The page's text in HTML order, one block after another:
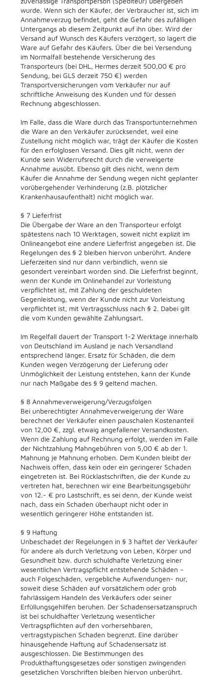
wurde. Wenn sich der Käufer, der Verbraucher ist, sich im
Annahmeverzug befindet, geht die Gefahr des zufälligen
Untergangs ab diesem Zeitpunkt auf ihn über. Wird der
Versand auf Wunsch des Käufers verzögert, so lagert die
Ware auf Gefahr des Käufers. Über die bei Versendung
im Normalfall bestehende Versicherung des
Transporteurs (bei DHL, Hermes derzeit 500,00 € pro
Sendung, bei GLS derzeit 750 €) werden
Transportversicherungen vom Verkäufer nur auf
schriftliche Anweisung des Kunden und für dessen
Rechnung abgeschlossen.
Im Falle, dass die Ware durch das Transportunternehmen
die Ware an den Verkäufer zurücksendet, weil eine
Zustellung nicht möglich war, trägt der Käufer die Kosten
für den erfolglosen Versand. Dies gilt nicht, wenn der
Kunde sein Widerrufsrecht durch die verweigerte
Annahme ausübt. Ebenso gilt dies nicht, wenn dem
Käufer die Annahme der Sendung wegen nicht geplanter
vorübergehender Verhinderung (z.B. plötzlicher
Krankenhausaufenthalt) nicht möglich war.
§ 7 Lieferfrist
Die Übergabe der Ware an den Transporteur erfolgt
spätestens nach 10 Werktagen, soweit nicht explizit im
Onlineangebot eine andere Lieferfrist angegeben ist. Die
Regelungen des § 2 bleiben hiervon unberührt. Andere
Lieferzeiten sind nur dann verbindlich, wenn sie
gesondert vereinbart worden sind. Die Lieferfrist beginnt,
wenn der Kunde im Onlinehandel zur Vorleistung
verpflichtet ist, mit Zahlung der geschuldeten
Gegenleistung, wenn der Kunde nicht zur Vorleistung
verpflichtet ist, mit Vertragsschluss nach § 2. Dabei gilt
die vom Kunden gewählte Zahlungsart.
Im Regelfall dauert der Transport 1-2 Werktage innerhalb
von Deutschland im Ausland je nach Versandland
entsprechend länger. Ersatz für Schäden, die dem
Kunden wegen Verzögerung der Lieferung oder
Unmöglichkeit der Leistung entstehen, kann der Kunde
nur nach Maßgabe des § 9 geltend machen.
§ 8 Annahmeverweigerung/Verzugsfolgen
Bei unberechtigter Annahmeverweigerung der Ware
berechnet der Verkäufer einen pauschalen Kostenanteil
von 12,00 €, zzgl. etwaig angefallener Versandkosten.
Wenn die Zahlung auf Rechnung erfolgt, werden im Falle
der Nichtzahlung Mahngebühren von 5,00 € ab der 1.
Mahnung je Mahnung erhoben. Dem Kunden bleibt der
Nachweis offen, dass kein oder ein geringerer Schaden
eingetreten ist. Bei Rücklastschriften, die der Kunde zu
vertreten hat, berechnen wir eine Bearbeitungsgebühr
von 12.- € pro Lastschrift, es sei denn, der Kunde weist
nach, dass ein Schaden überhaupt nicht oder in
wesentlich geringerer Höhe entstanden ist.
§ 9 Haftung
Unbeschadet der Regelungen in § 3 haftet der Verkäufer
für andere als durch Verletzung von Leben, Körper und
Gesundheit bzw. durch schuldhafte Verletzung einer
wesentlichen Vertragspflicht entstehende Schäden –
auch Folgeschäden, vergebliche Aufwendungen- nur,
soweit diese Schäden auf vorsätzlichem oder grob
fahrlässigem Handeln des Verkäufers oder seiner
Erfüllungsgehilfen beruhen. Der Schadensersatzanspruch
ist bei schuldhafter Verletzung wesentlicher
Vertragspflichten auf den vorhersehbaren,
vertragstypischen Schaden begrenzt. Eine darüber
hinausgehende Haftung auf Schadensersatz ist
ausgeschlossen. Die Bestimmungen des
Produkthaftungsgesetzes oder sonstigen zwingenden
gesetzlichen Vorschriften bleiben hiervon unberührt.